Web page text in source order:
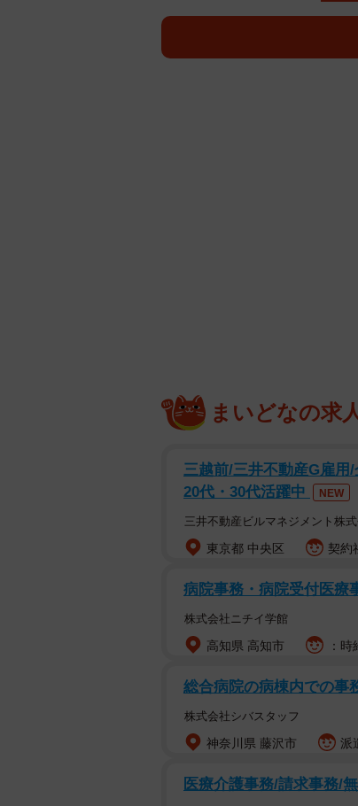
まいどなの求
三越前/三井不動産G雇用
20代・30代活躍中
NEW
三井不動産ビルマネジメント株
東京都 中央区 契約
病院事務・病院受付医療
株式会社ニチイ学館
高知県 高知市 ：
総合病院の病棟内での事
株式会社シバスタッフ
神奈川県 藤沢市 派
医療介護事務/請求事務/